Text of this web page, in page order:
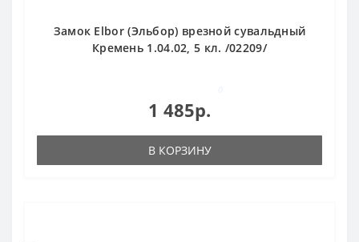
Замок Elbor (Эльбор) врезной сувальдный
Кремень 1.04.02, 5 кл. /02209/
1 485р.
В КОРЗИНУ